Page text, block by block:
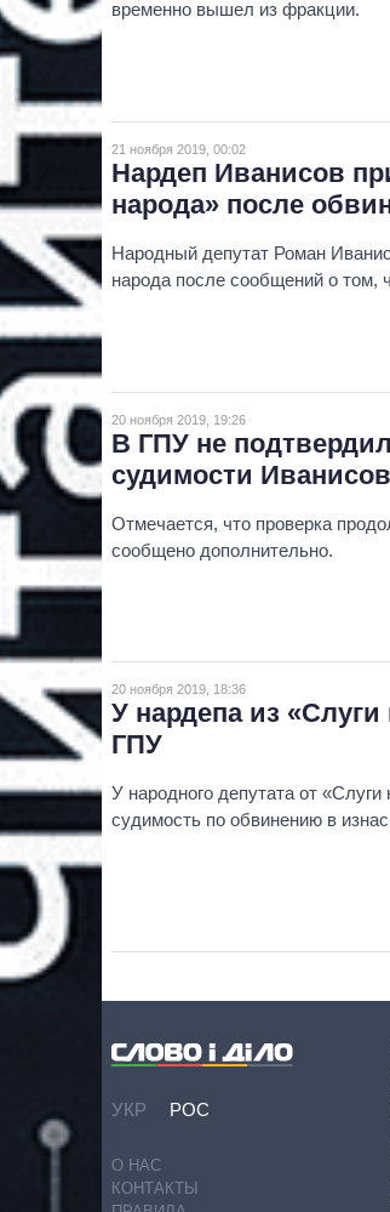
временно вышел из фракции.
21 ноября 2019, 00:02
Нардеп Иванисов
народа» после
Народный депутат Роман
народа после сообщений о том,
20 ноября 2019, 19:26
В ГПУ не
судимости
Отмечается, что проверка
сообщено дополнительно.
20 ноября 2019, 18:36
У нардепа из
ГПУ
У народного депутата от
судимость по обвинению в
УКР РОС
О НАС
КОНТАКТЫ